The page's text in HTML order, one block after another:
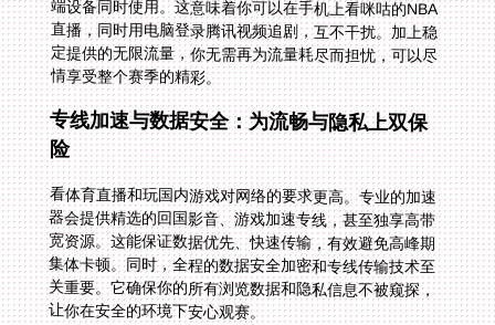
情享受整个赛季的精彩。
专线加速与数据安全：为流畅与隐私上双保
险
看体育直播和玩国内游戏对网络的要求更高。专业的加速
器会提供精选的回国影音、游戏加速专线，甚至独享高带
宽资源。这能保证数据优先、快速传输，有效避免高峰期
集体卡顿。同时，全程的数据安全加密和专线传输技术至
关重要。它确保你的所有浏览数据和隐私信息不被窥探，
让你在安全的环境下安心观赛。